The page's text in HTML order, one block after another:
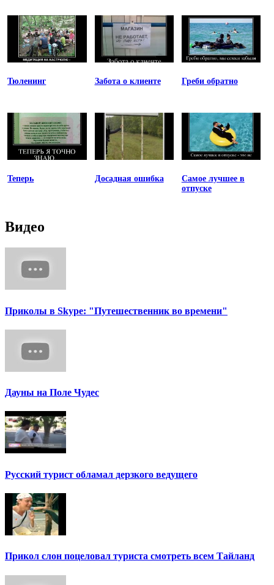
Тюленинг Забота о клиенте Греби обратно
Теперь Досадная ошибка
Самое лучшее в
отпуске
Видео
Приколы в Skype: "Путешественник во времени"
Дауны на Поле Чудес
Русский турист обламал дерзкого ведущего
Прикол слон поцеловал туриста смотреть всем Тайланд